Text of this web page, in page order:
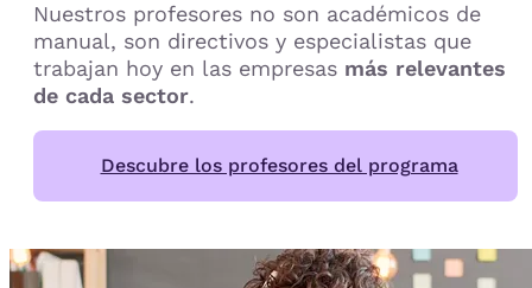
Nuestros profesores no son académicos de
manual, son directivos y especialistas que
trabajan hoy en las empresas más relevantes
de cada sector.
Descubre los profesores del programa